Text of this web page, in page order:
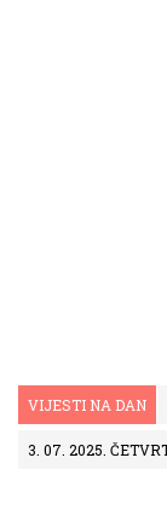
VIJESTI NA DAN
3. 07. 2025.